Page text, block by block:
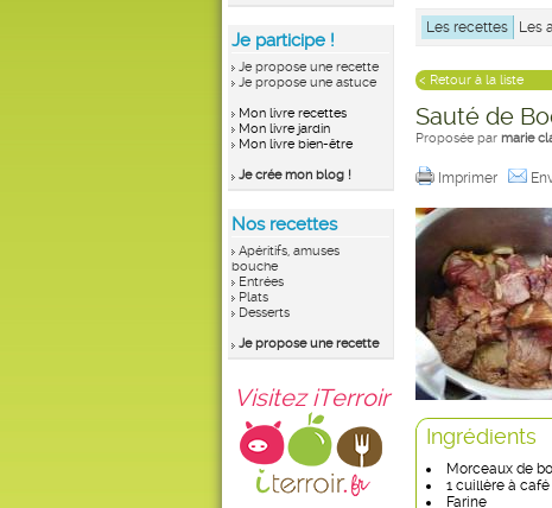
Je participe !
Je propose une recette
Je propose une astuce
Mon livre recettes
Mon livre jardin
Mon livre bien-être
Je crée mon blog !
Nos recettes
Apéritifs, amuses
bouche
Entrées
Plats
Desserts
Je propose une recette
Visitez iTerroir
Les recettes Les
< Retour à la liste
Sauté de
Proposée par marie
Imprimer
Ingrédients
Morceaux de
1 cuillère à
Farine